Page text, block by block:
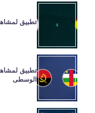
تطبيق
تطبيق
الوسطى